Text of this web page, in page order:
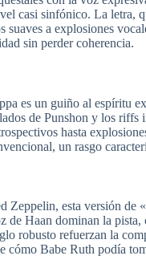
casi sinfónico. La letra,
suaves a explosiones
sin perder coherencia.
es un guiño al espíritu
de Punshon y los
hasta
un rasgo
esta versión de
Haan dominan la
robusto refuerzan la
cómo Babe Ruth podía